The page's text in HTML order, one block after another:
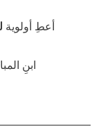
أعطِ أولوية
ابنِ